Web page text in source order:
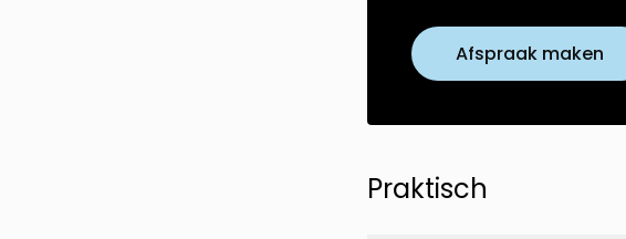
Afspraak maken
Praktisch